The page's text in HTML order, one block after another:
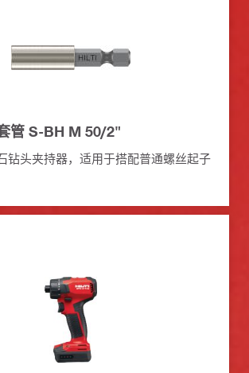
管 S-BH M 50/2"
钻头夹持器，适用于搭配普通螺丝起子